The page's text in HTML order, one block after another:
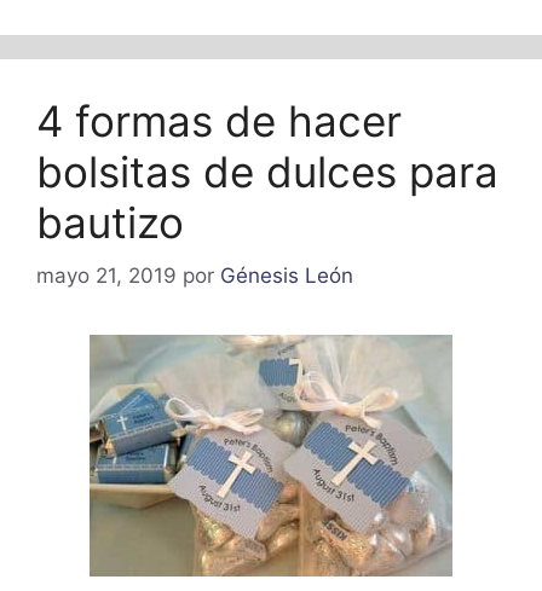
4 formas de hacer
bolsitas de dulces para
bautizo
mayo 21, 2019 por Génesis León